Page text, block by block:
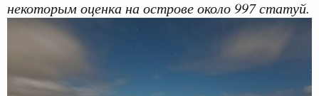
некоторым оценка на острове около 997 статуй.